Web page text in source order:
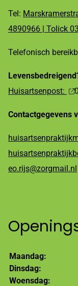
Tel:
4890966 | Tolick
Telefonisch
Huisartsenpost:
Contactgegevens
eo.rijs@zorgmail.nl
Maandag:
Dinsdag:
Woensdag: